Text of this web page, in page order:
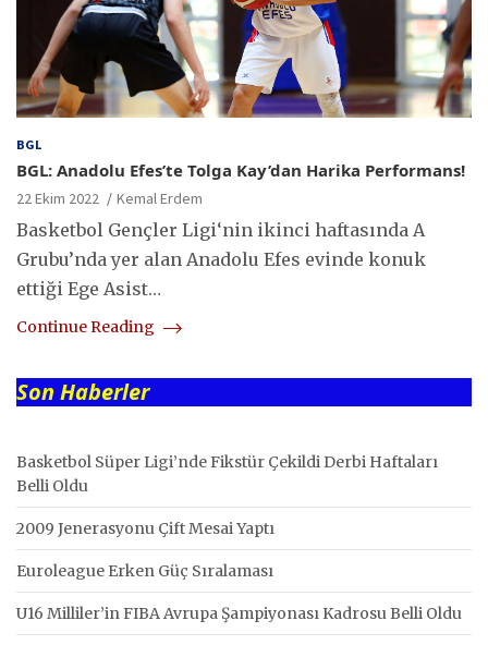
BGL
BGL: Anadolu Efes’te Tolga Kay’dan Harika Performans!
22 Ekim 2022 Kemal Erdem
Basketbol Gençler Ligi‘nin ikinci haftasında A
Grubu’nda yer alan Anadolu Efes evinde konuk
ettiği Ege Asist…
Continue Reading
Son Haberler
Basketbol Süper Ligi’nde Fikstür Çekildi Derbi Haftaları
Belli Oldu
2009 Jenerasyonu Çift Mesai Yaptı
Euroleague Erken Güç Sıralaması
U16 Milliler’in FIBA Avrupa Şampiyonası Kadrosu Belli Oldu